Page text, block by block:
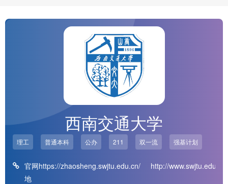
西南交通大学
理工 普通本科 公办 211 双一流 强基计划
官网
地
https://zhaosheng.swjtu.edu.cn/ http://www.swjtu.edu.cn/